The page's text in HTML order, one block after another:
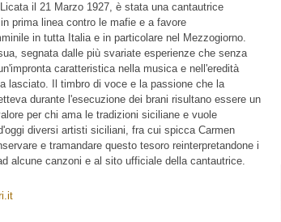
il 21 Marzo 1927, è stata una cantautrice
prima linea contro le mafie e a favore
in tutta Italia e in particolare nel Mezzogiorno.
segnata dalle più svariate esperienze che senza
caratteristica nella musica e nell'eredità
lasciato. Il timbro di voce e la passione che la
durante l'esecuzione dei brani risultano essere un
per chi ama le tradizioni siciliane e vuole
diversi artisti siciliani, fra cui spicca Carmen
e tramandare questo tesoro reinterpretandone i
alcune canzoni e al sito ufficiale della cantautrice.